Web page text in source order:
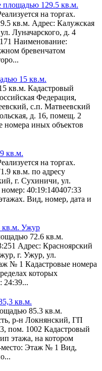
129.5 кв.м.
на торгах.
кв.м. Адрес: Калужская
Луначарского, д. 4
Наименование:
бревенчатом
15 кв.м.
кв.м. Кадастровый
Федерация,
с.п. Матвеевский
д. 16, помещ. 2
номера иных объектов
кв.м.
на торгах.
кв.м. по адресу
г. Сухиничи, ул.
40:19:140407:33
Вид, номер, дата и
Ужур
72.6 кв.м.
Адрес: Красноярский
г. Ужур, ул.
№ 1 Кадастровые номера
которых
24:39...
кв.м.
85.3 кв.м.
р-н Локнянский, ГП
пом. 1002 Кадастровый
этажа, на котором
Этаж № 1 Вид,